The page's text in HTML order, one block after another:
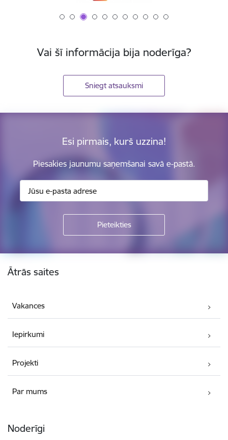
Vai šī informācija bija noderīga?
Sniegt atsauksmi
Esi pirmais, kurš uzzina!
Piesakies jaunumu saņemšanai savā e-pastā.
Kājene
Ātrās saites
Vakances
Iepirkumi
Projekti
Par mums
Noderīgi